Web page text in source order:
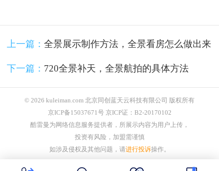
上一篇： 全景展示制作方法，全景看房怎么做出来
下一篇： 720全景补天，全景航拍的具体方法
© 2026 kuleiman.com 北京同创蓝天云科技有限公司 版权所有
京ICP备15037671号 京ICP证：B2-20170102
酷雷曼为网络信息服务提供者，所展示内容为用户上传，
投资有风险，加盟需谨慎
如涉及侵权及其他问题，请进行投诉操作。